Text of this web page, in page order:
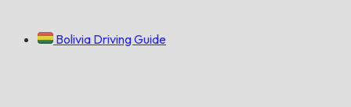
Bolivia Driving Guide